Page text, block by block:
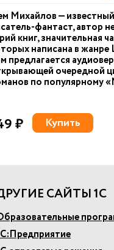
Михайлов — известный
фантаст, автор
книг, значительная
написана в жанре
предлагается
очередной
по популярному
₽ Купить
САЙТЫ 1С